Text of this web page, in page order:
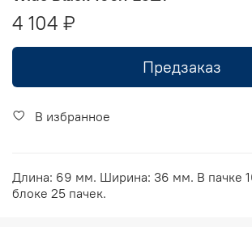
4 104 ₽
Предзаказ
В избранное
Длина: 69 мм. Ширина: 36 мм. В пачке
блоке 25 пачек.